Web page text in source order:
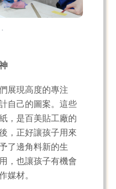
.
展現高度的專注
自己的圖案。這些
，是百美貼工廠的
，正好讓孩子用來
了邊角料新的生
，也讓孩子有機會
媒材。